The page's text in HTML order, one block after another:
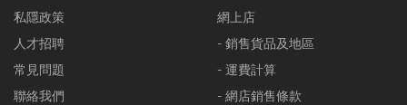
私隱政策
人才招聘
常見問題
聯絡我們
網上店
- 銷售貨品及地區
- 運費計算
- 網店銷售條款